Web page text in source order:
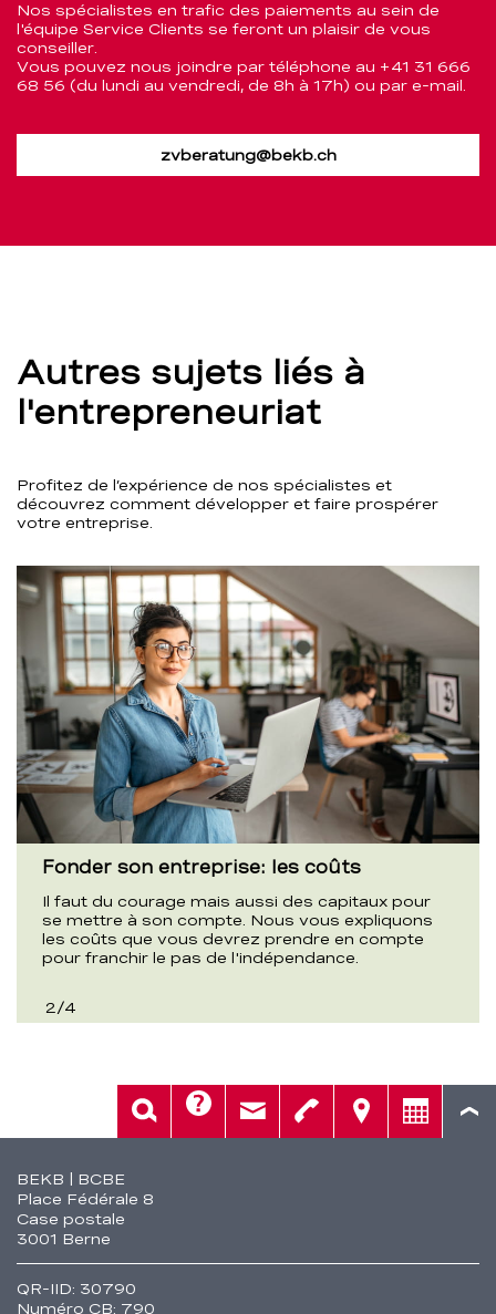
Nos spécialistes en trafic des paiements au sein de
l'équipe Service Clients se feront un plaisir de vous
conseiller.
Vous pouvez nous joindre par téléphone au +41 31 666
68 56 (du lundi au vendredi, de 8h à 17h) ou par e-mail.
zvberatung@bekb.ch
Autres sujets liés à
l'entrepreneuriat
Profitez de l’expérience de nos spécialistes et
découvrez comment développer et faire prospérer
votre entreprise.
Fonder son entreprise: les coûts
Il faut du courage mais aussi des capitaux pour
se mettre à son compte. Nous vous expliquons
les coûts que vous devrez prendre en compte
pour franchir le pas de l'indépendance.
2/4
Fusszeile
BEKB | BCBE
Place Fédérale 8
Case postale
3001 Berne
QR-IID: 30790
Numéro CB: 790